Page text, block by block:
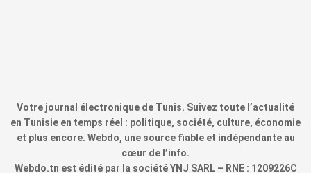
Votre journal électronique de Tunis. Suivez toute l’actualité
en Tunisie en temps réel : politique, société, culture, économie
et plus encore. Webdo, une source fiable et indépendante au
cœur de l’info.
Webdo.tn est édité par la société YNJ SARL – RNE : 1209226C